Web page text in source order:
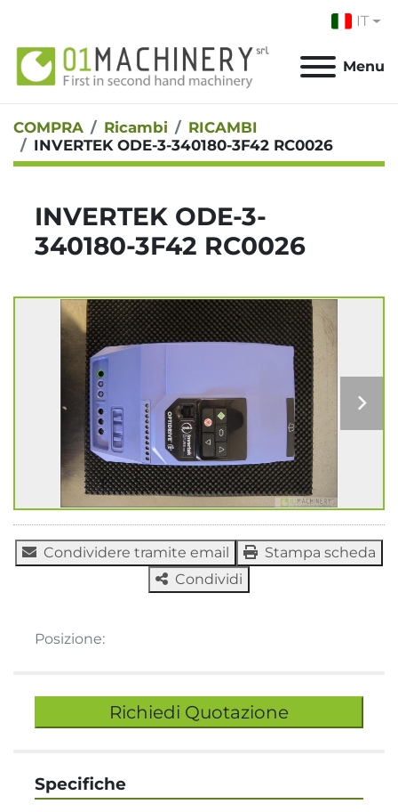
IT
Menu
COMPRA Ricambi
RICAMBI
INVERTEK ODE-3-340180-3F42 RC0026
INVERTEK ODE-3-
340180-3F42 RC0026
Condividere tramite email
Stampa scheda
Condividi
Posizione:
Richiedi Quotazione
Specifiche